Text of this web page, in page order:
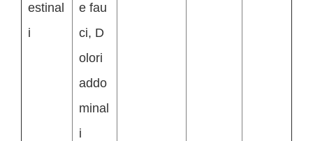
estinal
i
e fau
ci, D
olori
addo
minal
i